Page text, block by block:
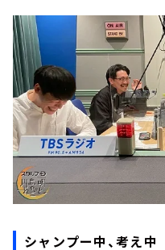
シャンプー中、考え中